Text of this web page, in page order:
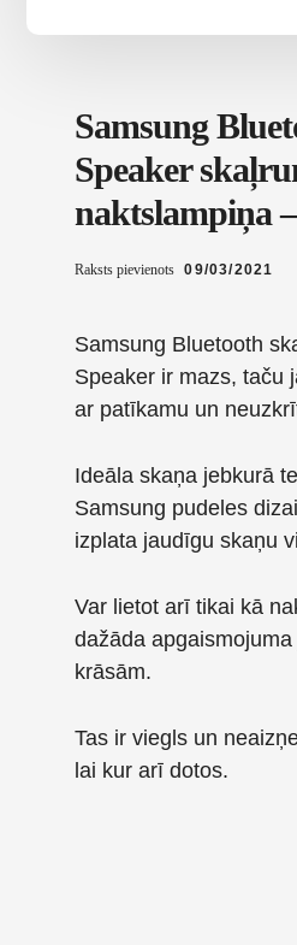
Samsung
Speaker
naktslampiņa
Raksts pievienots 09/03/2021
Samsung Bluetooth
Speaker ir mazs, taču
ar patīkamu un
Ideāla skaņa jebkurā
Samsung pudeles
izplata jaudīgu skaņu
Var lietot arī tikai kā
dažāda
krāsām.
Tas ir viegls un
lai kur arī dotos.